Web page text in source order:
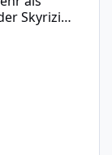
Skyrizi